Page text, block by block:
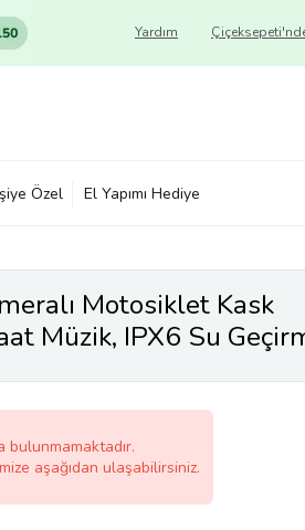
Yardım
Özel El Yapımı Hediye
Motosiklet Kask
Müzik, IPX6 Su
bulunmamaktadır.
aşağıdan ulaşabilirsiniz.